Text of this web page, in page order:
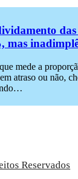
mas
mede a
atraso ou não,
Reservados